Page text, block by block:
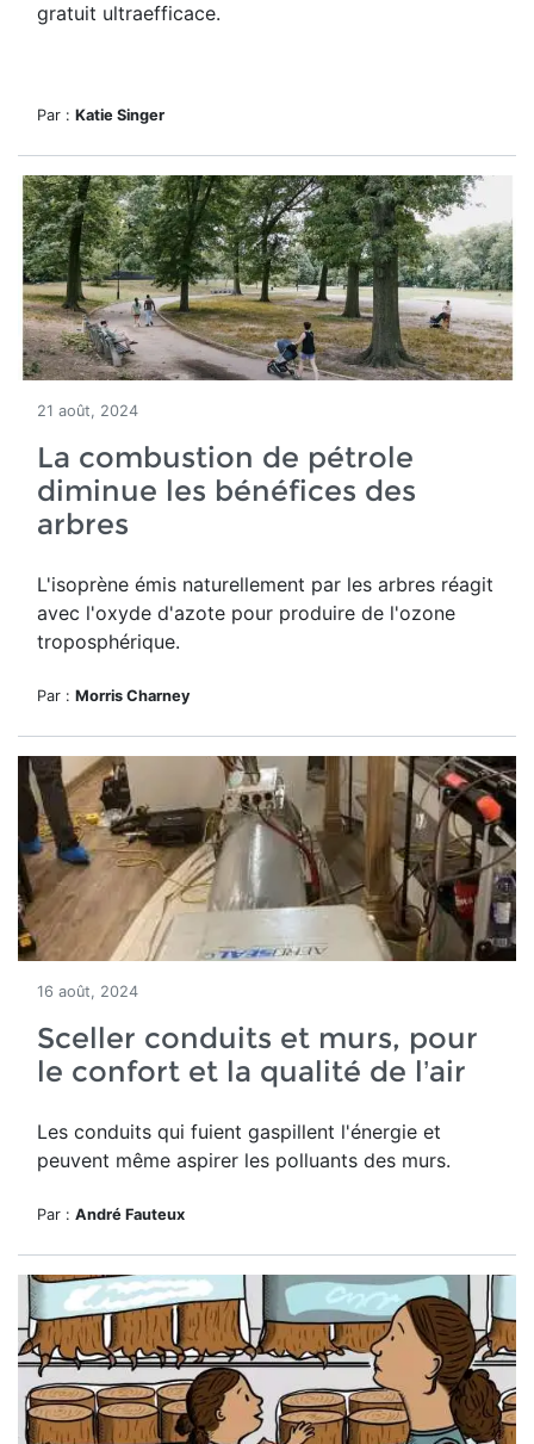
gratuit ultraefficace.
Par : Katie Singer
21 août, 2024
La combustion de pétrole
diminue les bénéfices des
arbres
L'isoprène émis naturellement par les arbres réagit
avec l'oxyde d'azote pour produire de l'ozone
troposphérique.
Par : Morris Charney
16 août, 2024
Sceller conduits et murs, pour
le confort et la qualité de l’air
Les conduits qui fuient gaspillent l'énergie et
peuvent même aspirer les polluants des murs.
Par : André Fauteux